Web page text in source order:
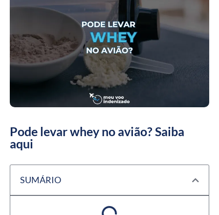
Pode levar whey no avião? Saiba
aqui
SUMÁRIO